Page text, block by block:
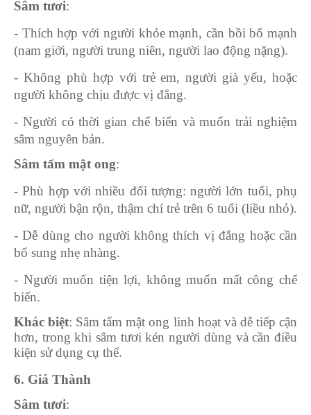
Sâm tươi:
- Thích hợp với người khỏe mạnh, cần bồi bổ mạnh
(nam giới, người trung niên, người lao động nặng).
- Không phù hợp với trẻ em, người già yếu, hoặc
người không chịu được vị đắng.
- Người có thời gian chế biến và muốn trải nghiệm
sâm nguyên bản.
Sâm tẩm mật ong:
- Phù hợp với nhiều đối tượng: người lớn tuổi, phụ
nữ, người bận rộn, thậm chí trẻ trên 6 tuổi (liều nhỏ).
- Dễ dùng cho người không thích vị đắng hoặc cần
bổ sung nhẹ nhàng.
- Người muốn tiện lợi, không muốn mất công chế
biến.
Khác biệt: Sâm tẩm mật ong linh hoạt và dễ tiếp cận
hơn, trong khi sâm tươi kén người dùng và cần điều
kiện sử dụng cụ thể.
6. Giá Thành
Sâm tươi: